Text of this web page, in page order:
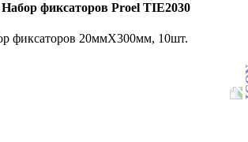
фиксаторов Proel TIE2030
фиксаторов 20ммX300мм, 10шт.